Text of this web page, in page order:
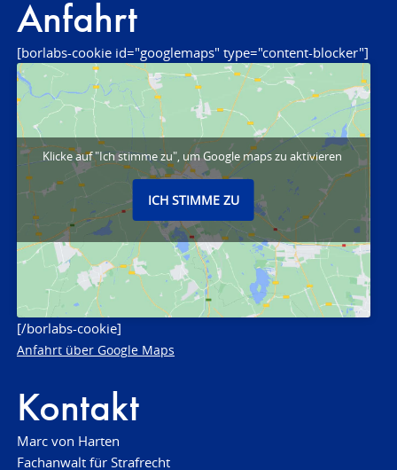
Anfahrt
[borlabs-cookie id="googlemaps" type="content-blocker"]
Klicke auf "Ich stimme zu", um Google maps zu aktivieren
ICH STIMME ZU
[/borlabs-cookie]
Anfahrt über Google Maps
Kontakt
Marc von Harten
Fachanwalt für Strafrecht